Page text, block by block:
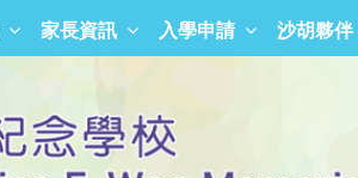
家長資訊 入學申請 沙胡夥伴